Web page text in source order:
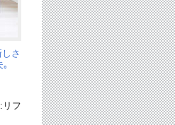
さ
リフ